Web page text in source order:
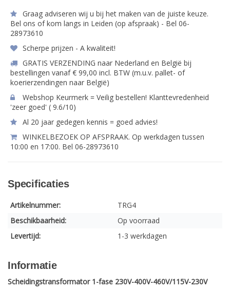
Graag adviseren wij u bij het maken van de juiste keuze.
Bel ons of kom langs in Leiden (op afspraak) - Bel 06-
28973610
Scherpe prijzen - A kwaliteit!
GRATIS VERZENDING naar Nederland en België bij
bestellingen vanaf € 99,00 incl. BTW (m.u.v. pallet- of
koerierzendingen naar België)
Webshop Keurmerk = Veilig bestellen! Klanttevredenheid
'zeer goed' ( 9.6/10)
Al 20 jaar gedegen kennis = goed advies!
WINKELBEZOEK OP AFSPRAAK. Op werkdagen tussen
10:00 en 17:00. Bel 06-28973610
Specificaties
Artikelnummer:
TRG4
Beschikbaarheid:
Op voorraad
Levertijd:
1-3 werkdagen
Informatie
Scheidingstransformator 1-fase 230V-400V-460V/115V-230V